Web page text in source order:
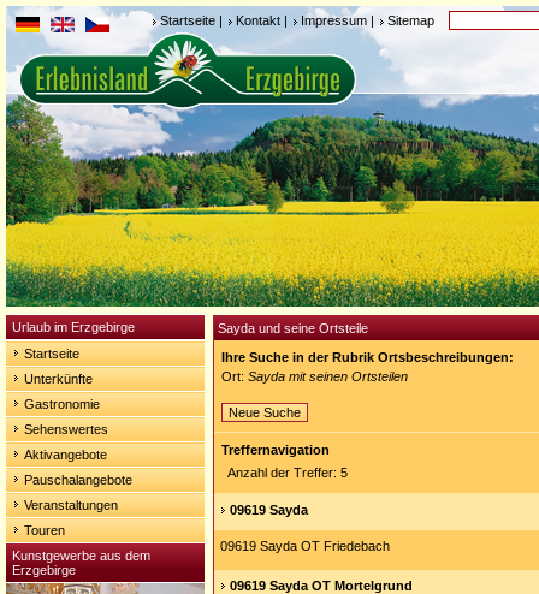
Startseite | Kontakt | Impressum | Sitemap
Urlaub im Erzgebirge
Startseite
Unterkünfte
Gastronomie
Sehenswertes
Aktivangebote
Pauschalangebote
Veranstaltungen
Touren
Kunstgewerbe aus dem
Erzgebirge
Sayda und seine Ortsteile
Ihre Suche in der Rubrik Ortsbeschreibungen:
Ort: Sayda mit seinen Ortsteilen
Neue Suche
Treffernavigation
Anzahl der Treffer: 5
09619 Sayda
09619 Sayda OT Friedebach
09619 Sayda OT Mortelgrund